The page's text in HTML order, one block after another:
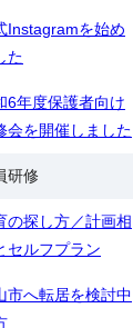
Instagramを始め
た
6年度保護者向け
会を開催しました
研修
の探し方／計画相
セルフプラン
市へ転居を検討中